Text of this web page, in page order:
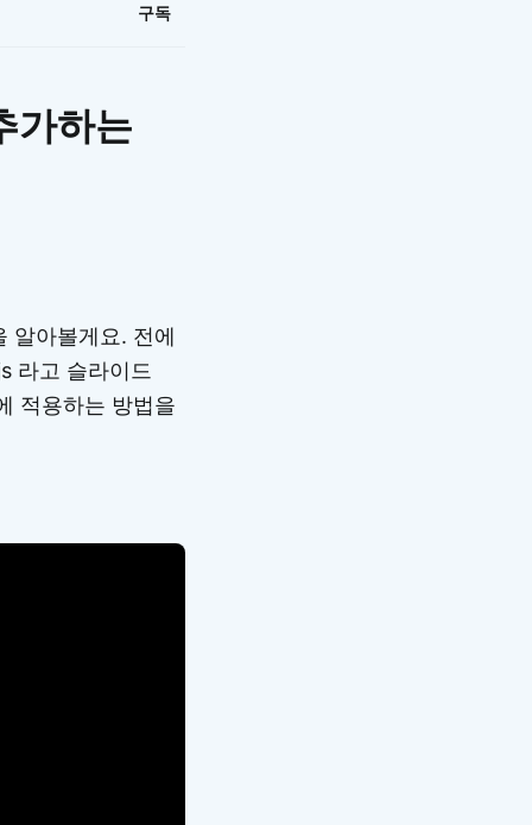
구독
가하는
알아볼게요. 전에
라고 슬라이드
적용하는 방법을